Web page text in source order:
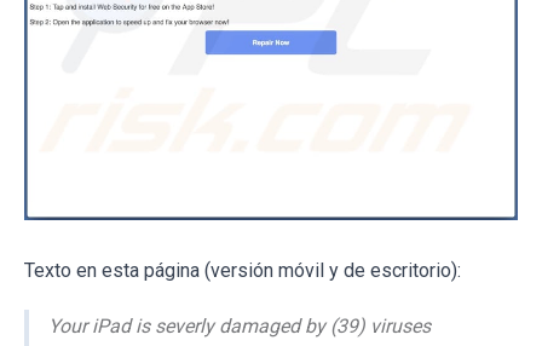
Texto en esta página (versión móvil y de escritorio):
Your iPad is severly damaged by (39) viruses